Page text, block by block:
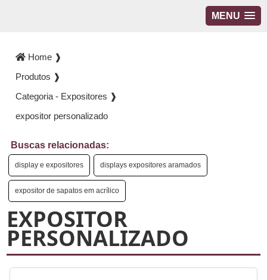
MENU
Home ❱
Produtos ❱
Categoria - Expositores ❱
expositor personalizado
Buscas relacionadas:
display e expositores displays expositores aramados
expositor de sapatos em acrílico
EXPOSITOR
PERSONALIZADO